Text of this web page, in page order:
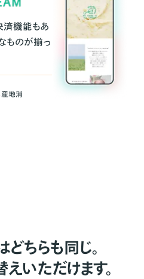
済機能もあ
ものが揃っ
地消
ちらも同じ。
いただけます。